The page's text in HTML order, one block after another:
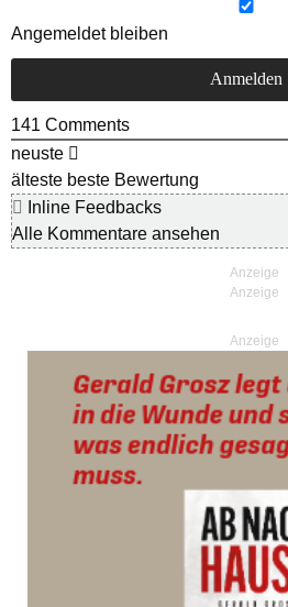
Angemeldet bleiben
141 Comments
neuste
älteste beste Bewertung
Inline Feedbacks
Alle Kommentare ansehen
Anzeige